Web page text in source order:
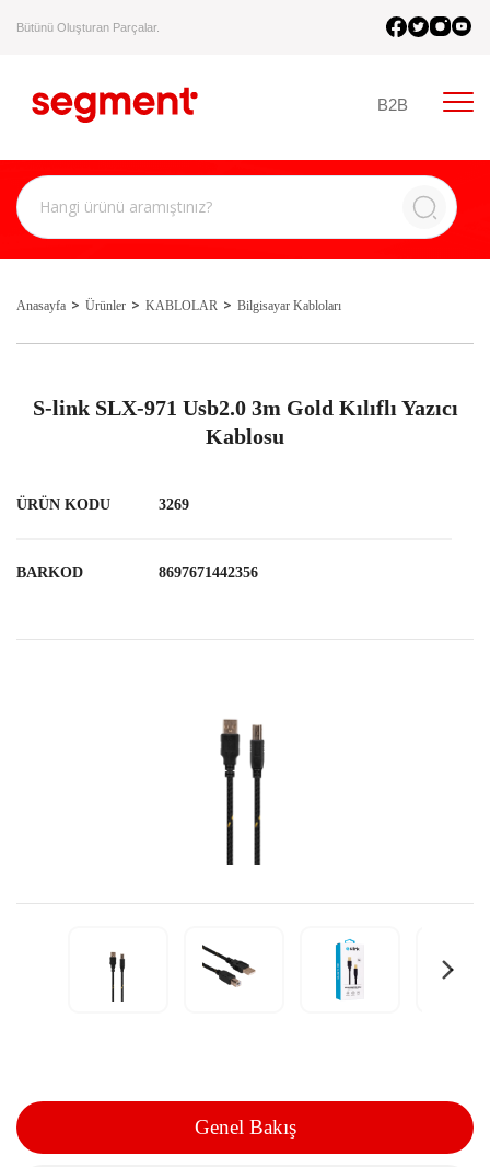
Bütünü Oluşturan Parçalar.
B2B
Anasayfa Ürünler KABLOLAR Bilgisayar Kabloları
S-link SLX-971 Usb2.0 3m Gold Kılıflı Yazıcı
Kablosu
ÜRÜN KODU 3269
BARKOD 8697671442356
Genel Bakış